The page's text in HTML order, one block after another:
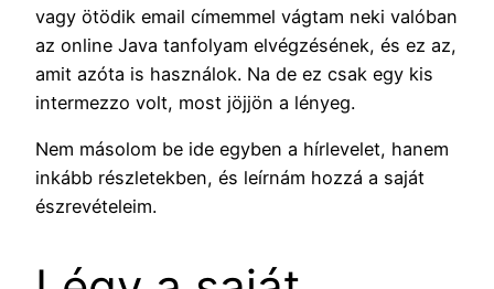
vagy ötödik email címemmel vágtam neki valóban
az online Java tanfolyam elvégzésének, és ez az,
amit azóta is használok. Na de ez csak egy kis
intermezzo volt, most jöjjön a lényeg.
Nem másolom be ide egyben a hírlevelet, hanem
inkább részletekben, és leírnám hozzá a saját
észrevételeim.